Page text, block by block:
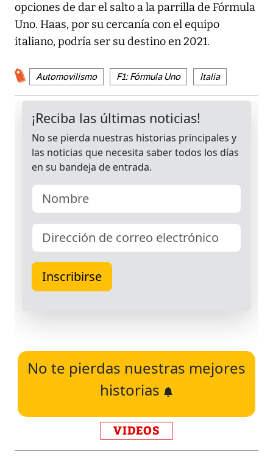
opciones de dar el salto a la parrilla de Fórmula
Uno. Haas, por su cercanía con el equipo
italiano, podría ser su destino en 2021.
Automovilismo F1: Fórmula Uno Italia
No te pierdas nuestras mejores
historias
VIDEOS